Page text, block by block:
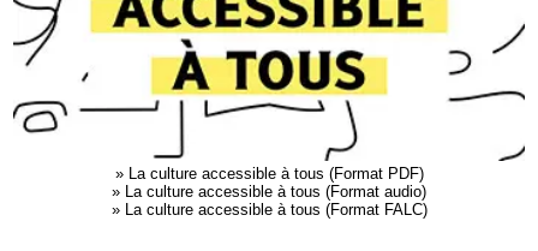
» La culture accessible à tous (Format PDF)
» La culture accessible à tous (Format audio)
» La culture accessible à tous (Format FALC)